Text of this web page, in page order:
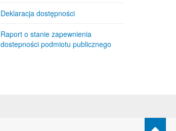
Deklaracja dostępności
Raport o stanie zapewnienia
dostepności podmiotu publicznego